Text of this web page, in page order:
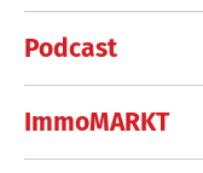
Podcast
ImmoMARKT